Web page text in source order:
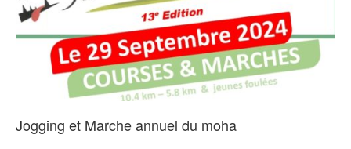
Jogging et Marche annuel du moha